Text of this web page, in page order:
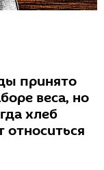
принято
веса, но
хлеб
относиться